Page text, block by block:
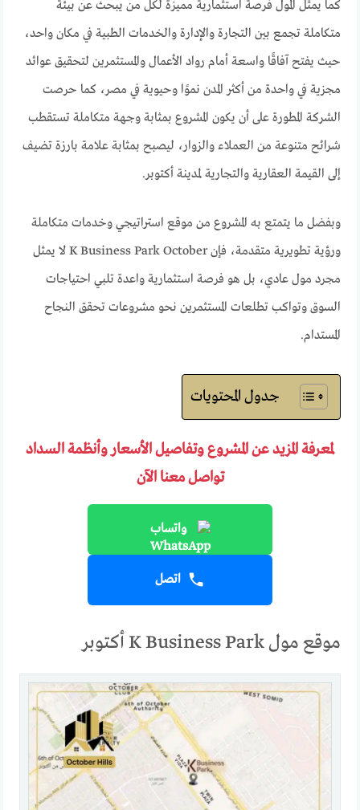
كما يمثل المول فرصة استثمارية مميزة لكل من يبحث عن بيئة
متكاملة تجمع بين التجارة والإدارة والخدمات الطبية في مكان واحد،
حيث يفتح آفاقًا واسعة أمام رواد الأعمال والمستثمرين لتحقيق عوائد
مجزية في واحدة من أكثر المدن نموًا وحيوية في مصر، كما حرصت
الشركة المطورة على أن يكون المشروع بمثابة وجهة متكاملة تستقطب
شرائح متنوعة من العملاء والزوار، ليصبح بمثابة علامة بارزة تضيف
إلى القيمة العقارية والتجارية لمدينة أكتوبر.
وبفضل ما يتمتع به المشروع من موقع استراتيجي وخدمات متكاملة
ورؤية تطويرية متقدمة، فإن K Business Park October لا يمثل
مجرد مول عادي، بل هو فرصة استثمارية واعدة تلبي احتياجات
السوق وتواكب تطلعات المستثمرين نحو مشروعات تحقق النجاح
المستدام.
جدول المحتويات
لمعرفة المزيد عن المشروع وتفاصيل الأسعار وأنظمة السداد
تواصل معنا الآن
واتساب
اتصل
موقع مول K Business Park أكتوبر